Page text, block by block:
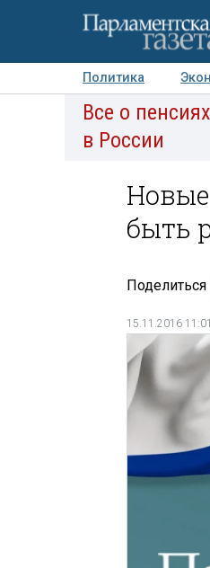
Политика
Авторы
Все о пенсиях
в России
быть
Поделиться
15.11.2016 11:01